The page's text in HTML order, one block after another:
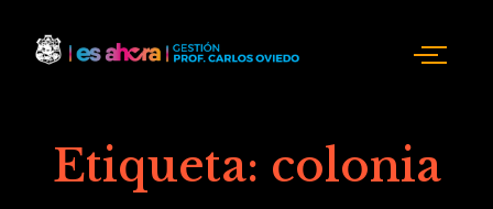
Etiqueta: colonia